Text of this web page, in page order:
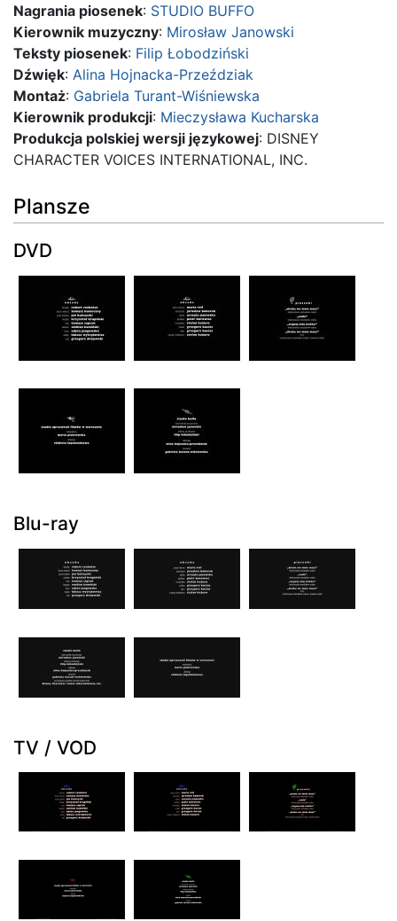
Nagrania piosenek: STUDIO BUFFO
Kierownik muzyczny: Mirosław Janowski
Teksty piosenek: Filip Łobodziński
Dźwięk: Alina Hojnacka-Przeździak
Montaż: Gabriela Turant-Wiśniewska
Kierownik produkcji: Mieczysława Kucharska
Produkcja polskiej wersji językowej: DISNEY
CHARACTER VOICES INTERNATIONAL, INC.
Plansze
DVD
Blu-ray
TV / VOD